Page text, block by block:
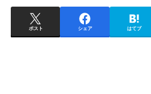
ポスト シェア はてブ